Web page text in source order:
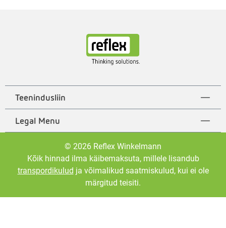
Teenindusliin
Legal Menu
© 2026 Reflex Winkelmann
Kõik hinnad ilma käibemaksuta, millele lisandub
transpordikulud ja võimalikud saatmiskulud, kui ei ole
märgitud teisiti.